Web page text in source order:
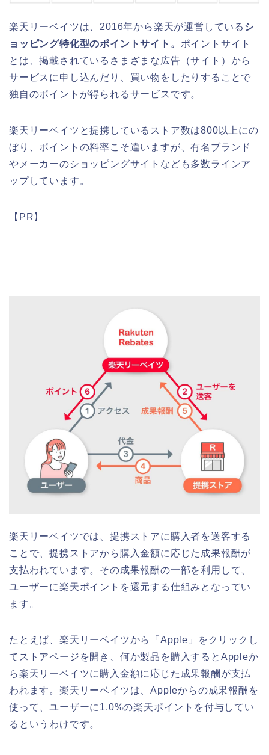
楽天リーベイツは、2016年から楽天が運営している シ
ョッピング特化型のポイントサイト。 ポイントサイト
とは、掲載されているさまざまな広告（サイト）から
サービスに申し込んだり、買い物をしたりすることで
独自のポイントが得られるサービスです。
楽天リーベイツと提携しているストア数は800以上にの
ぼり、ポイントの料率こそ違いますが、有名ブランド
やメーカーのショッピングサイトなども多数ラインア
ップしています。
【PR】
楽天リーベイツでは、提携ストアに購入者を送客する
ことで、提携ストアから購入金額に応じた成果報酬が
支払われています。その成果報酬の一部を利用して、
ユーザーに楽天ポイントを還元する仕組みとなってい
ます。
たとえば、楽天リーベイツから「Apple」をクリックし
てストアページを開き、何か製品を購入するとAppleか
ら楽天リーベイツに購入金額に応じた成果報酬が支払
われます。楽天リーベイツは、Appleからの成果報酬を
使って、ユーザーに1.0%の楽天ポイントを付与してい
るというわけです。